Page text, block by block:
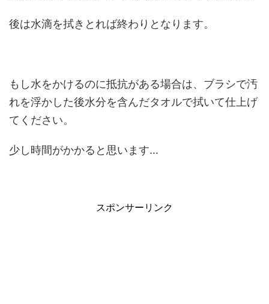
後は水滴を拭きとれば終わりとなります。
もし水をかけるのに抵抗がある場合は、ブラシで汚
れを浮かした後水分を含んだタオルで拭いて仕上げ
てください。
少し時間がかかると思います…
スポンサーリンク